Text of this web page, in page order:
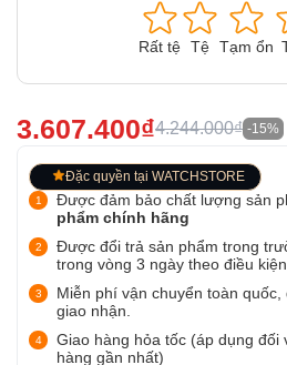
Rất tệ Tệ Tạm ổn
3.607.400₫4.244.000₫ -15%
Đặc quyền tại WATCHSTORE
Được đảm bảo chất lượng sản
phẩm chính hãng
Được đổi trả sản phẩm trong
trong vòng 3 ngày theo điều
Miễn phí vận chuyển toàn
giao nhận.
Giao hàng hỏa tốc (áp dụng đối
hàng gần nhất)